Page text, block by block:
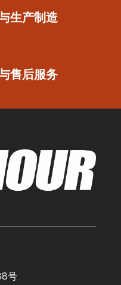
生产制造
售后服务
号